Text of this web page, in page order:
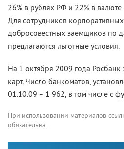
26% в рублях РФ и 22% в
Для сотрудников
добросовестных заемщиков по
предлагаются льготные условия.
На 1 октября 2009 года
карт. Число банкоматов,
01.10.09 – 1 962, в том числе с
При использовании материалов
обязательна.